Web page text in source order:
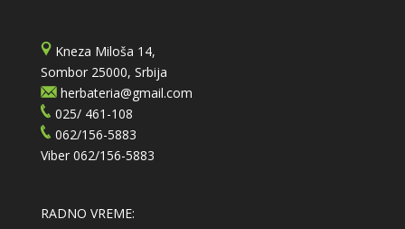
Kneza Miloša 14,
Sombor 25000, Srbija
herbateria@gmail.com
025/ 461-108
062/156-5883
Viber 062/156-5883
RADNO VREME: